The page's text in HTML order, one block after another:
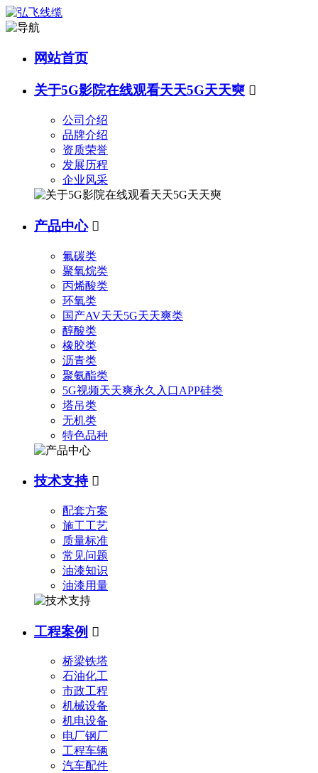
网站首页
关于5G影院在线观看天天5G天天奭 
公司介绍
品牌介绍
资质荣誉
发展历程
企业风采
产品中心 
氟碳类
聚氧烷类
丙烯酸类
环氧类
国产AV天天5G天天爽类
醇酸类
橡胶类
沥青类
聚氨酯类
5G视频天天爽永久入口APP硅类
塔吊类
无机类
特色品种
技术支持 
配套方案
施工工艺
质量标准
常见问题
油漆知识
油漆用量
工程案例 
桥梁铁塔
石油化工
市政工程
机械设备
机电设备
电厂钢厂
工程车辆
汽车配件